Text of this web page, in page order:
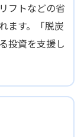
フトなどの省
ます。「脱炭
投資を支援し